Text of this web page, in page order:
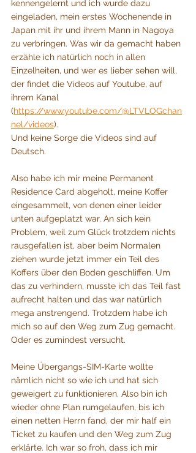
kennengelernt und ich wurde dazu
eingeladen, mein erstes Wochenende in
Japan mit ihr und ihrem Mann in Nagoya
zu verbringen. Was wir da gemacht haben
erzähle ich natürlich noch in allen
Einzelheiten, und wer es lieber sehen will,
der findet die Videos auf Youtube, auf
ihrem Kanal
(https://www.youtube.com/@LTVLOGchan
nel/videos).
Und keine Sorge die Videos sind auf
Deutsch.
Also habe ich mir meine Permanent
Residence Card abgeholt, meine Koffer
eingesammelt, von denen einer leider
unten aufgeplatzt war. An sich kein
Problem, weil zum Glück trotzdem nichts
rausgefallen ist, aber beim Normalen
ziehen wurde jetzt immer ein Teil des
Koffers über den Boden geschliffen. Um
das zu verhindern, musste ich das Teil fast
aufrecht halten und das war natürlich
mega anstrengend. Trotzdem habe ich
mich so auf den Weg zum Zug gemacht.
Oder es zumindest versucht.
Meine Übergangs-SIM-Karte wollte
nämlich nicht so wie ich und hat sich
geweigert zu funktionieren. Also bin ich
wieder ohne Plan rumgelaufen, bis ich
einen netten Herrn fand, der mir half ein
Ticket zu kaufen und den Weg zum Zug
erklärte. Ich war so froh, dass ich mir